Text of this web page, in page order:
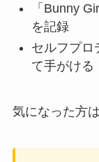
「Bunny
を記録
セルフプロ
て手がける
気になった方